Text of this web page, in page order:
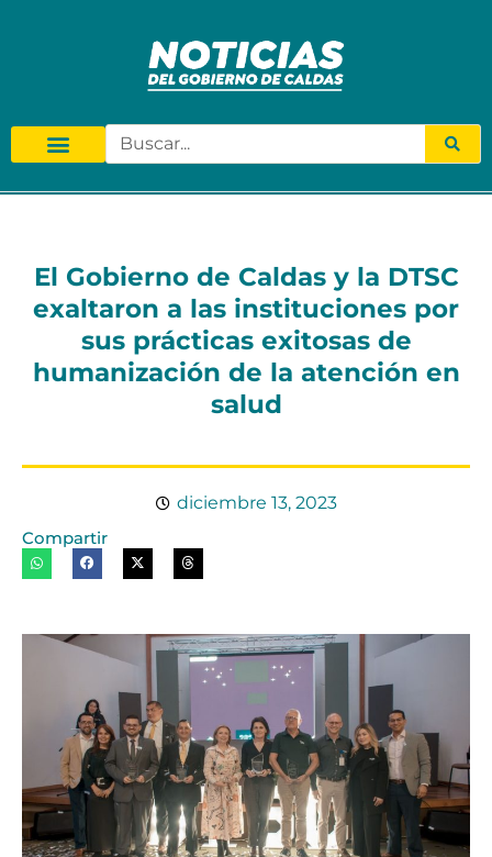
El Gobierno de Caldas y la DTSC
exaltaron a las instituciones por
sus prácticas exitosas de
humanización de la atención en
salud
diciembre 13, 2023
Compartir